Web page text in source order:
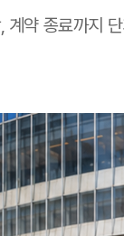
약 종료까지